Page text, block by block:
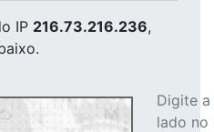
IP 216.73.216.236,
Digite
lado no